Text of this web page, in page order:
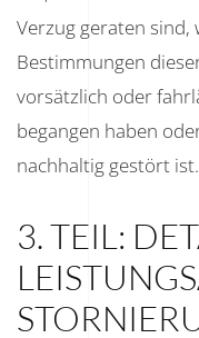
Verzug geraten sind,
Bestimmungen
vorsätzlich oder
begangen haben
nachhaltig gestört ist.
3. TEIL: